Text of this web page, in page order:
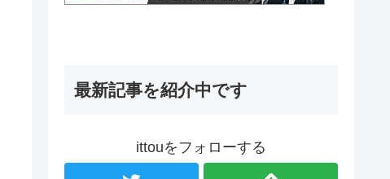
最新記事を紹介中です
ittouをフォローする